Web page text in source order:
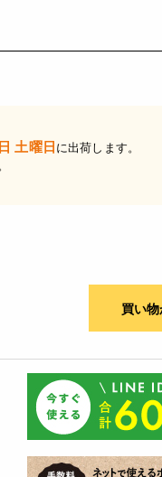
土曜日に出荷します。
買い